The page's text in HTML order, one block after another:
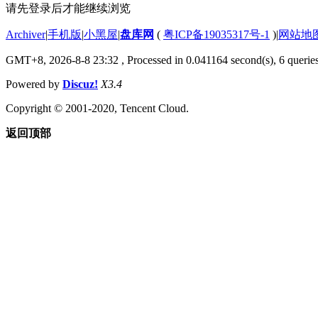
请先登录后才能继续浏览
Archiver|手机版|小黑屋|盘库网 ( 粤ICP备19035317号-1 )|网站地
GMT+8, 2026-8-8 23:32 , Processed in 0.041164 second(s), 6
Powered by Discuz! X3.4
Copyright © 2001-2020, Tencent Cloud.
返回顶部